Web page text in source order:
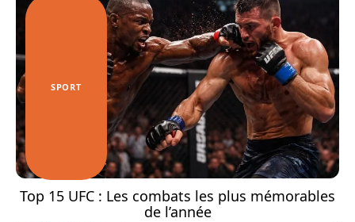
SPORT
Top 15 UFC : Les combats les plus mémorables
de l’année